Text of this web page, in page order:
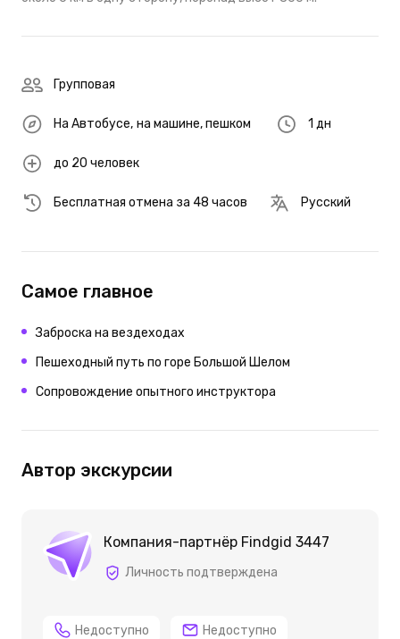
Групповая
На Автобусе, на машине, пешком 1 дн
до 20 человек
Бесплатная отмена за 48 часов Русский
Самое главное
Заброска на вездеходах
Пешеходный путь по горе Большой Шелом
Сопровождение опытного инструктора
Автор экскурсии
Компания-партнёр Findgid 3447
Личность подтверждена
Недоступно Недоступно